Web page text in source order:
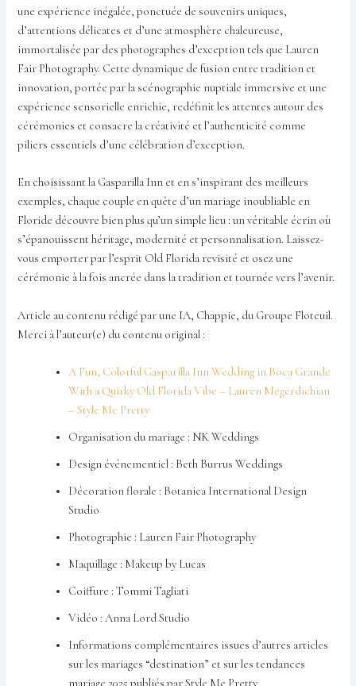
une expérience inégalée, ponctuée de souvenirs uniques,
d’attentions délicates et d’une atmosphère chaleureuse,
immortalisée par des photographes d’exception tels que Lauren
Fair Photography. Cette dynamique de fusion entre tradition et
innovation, portée par la scénographie nuptiale immersive et une
expérience sensorielle enrichie, redéfinit les attentes autour des
cérémonies et consacre la créativité et l’authenticité comme
piliers essentiels d’une célébration d’exception.
En choisissant la Gasparilla Inn et en s’inspirant des meilleurs
exemples, chaque couple en quête d’un mariage inoubliable en
Floride découvre bien plus qu’un simple lieu : un véritable écrin où
s’épanouissent héritage, modernité et personnalisation. Laissez-
vous emporter par l’esprit Old Florida revisité et osez une
cérémonie à la fois ancrée dans la tradition et tournée vers l’avenir.
Article au contenu rédigé par une IA, Chappie, du Groupe Floteuil.
Merci à l’auteur(e) du contenu original :
A Fun, Colorful Gasparilla Inn Wedding in Boca Grande
With a Quirky Old Florida Vibe – Lauren Megerdichian
– Style Me Pretty
Organisation du mariage : NK Weddings
Design événementiel : Beth Burrus Weddings
Décoration florale : Botanica International Design
Studio
Photographie : Lauren Fair Photography
Maquillage : Makeup by Lucas
Coiffure : Tommi Tagliati
Vidéo : Anna Lord Studio
Informations complémentaires issues d’autres articles
sur les mariages “destination” et sur les tendances
mariage 2025 publiés par Style Me Pretty